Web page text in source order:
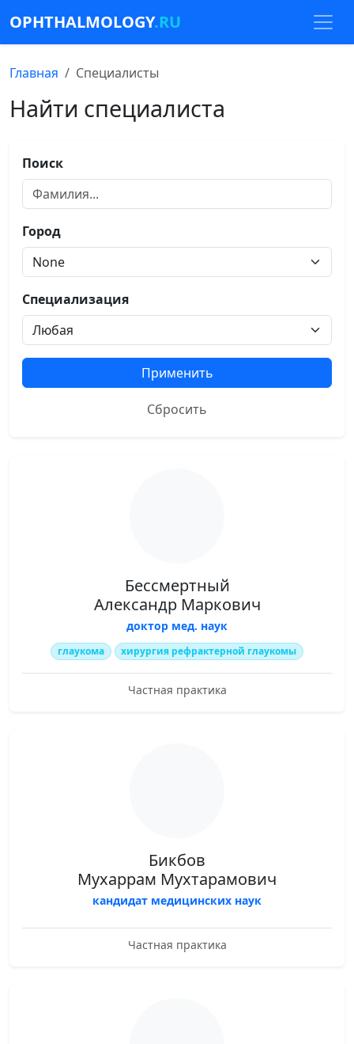
OPHTHALMOLOGY.RU
Главная Специалисты
Найти специалиста
Поиск
Город
Специализация
Применить
Сбросить
Бессмертный
Александр Маркович
доктор мед. наук
глаукома хирургия рефрактерной глаукомы
Частная практика
Бикбов
Мухаррам Мухтарамович
кандидат медицинских наук
Частная практика